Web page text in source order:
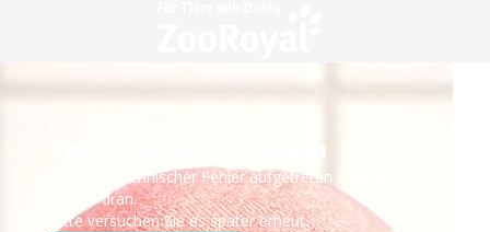
Technisches Problem
Es ist ein technischer Fehler aufgetreten – wir sind
bereits dran.
Bitte versuchen Sie es später erneut.